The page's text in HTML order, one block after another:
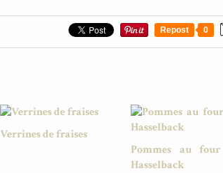
Repost 0
Verrines de fraises
Pommes au
Hasselback